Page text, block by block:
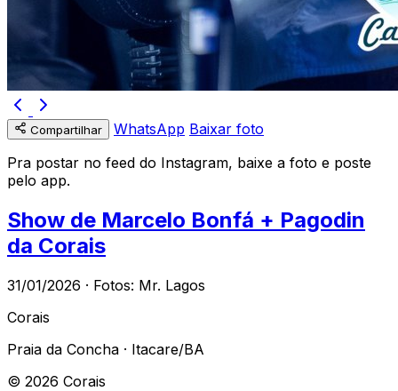
Compartilhar WhatsApp Baixar foto
Pra postar no feed do Instagram, baixe a foto e poste
pelo app.
Show de Marcelo Bonfá + Pagodin
da Corais
31/01/2026 · Fotos: Mr. Lagos
Corais
Praia da Concha · Itacare/BA
© 2026 Corais